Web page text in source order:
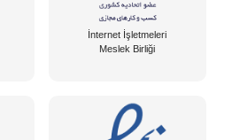
İnternet İşletmeleri
Meslek Birliği